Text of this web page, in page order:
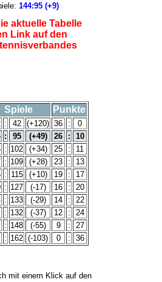
144:95 (+9)
aktuelle Tabelle
Link auf den
Spiele Punkte
: 42 (+120) 36 :
0
: 95 (+49) 26 :
10
: 102 (+34) 25 :
11
: 109 (+28) 23 :
13
: 115 (+10) 19 :
17
: 127 (-17) 16 :
20
: 133 (-29) 14 :
22
: 132 (-37) 12 :
24
: 148 (-55) 9 :
27
: 162 (-103) 0 : 36
mit einem Klick auf den